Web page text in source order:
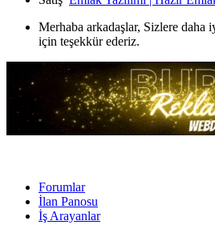
Merhaba arkadaşlar, Sizlere daha
için teşekkür ederiz.
Forumlar
İlan Panosu
İş Arayanlar